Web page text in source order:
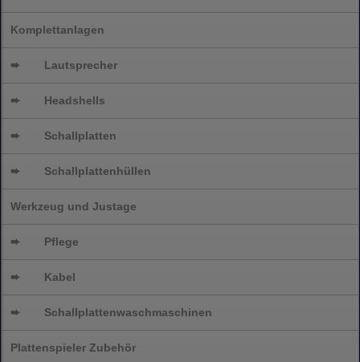
Komplettanlagen
➨ Lautsprecher
➨ Headshells
➨ Schallplatten
➨ Schallplattenhüllen
Werkzeug und Justage
➨ Pflege
➨ Kabel
➨ Schallplattenwaschmaschinen
Plattenspieler Zubehör